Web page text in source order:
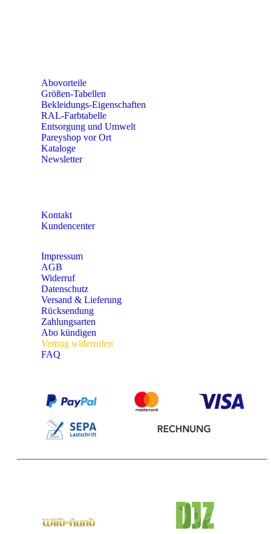
Abovorteile
Größen-Tabellen
Bekleidungs-Eigenschaften
RAL-Farbtabelle
Entsorgung und Umwelt
Pareyshop vor Ort
Kataloge
Newsletter
Kontakt
Kundencenter
Impressum
AGB
Widerruf
Datenschutz
Versand & Lieferung
Rücksendung
Zahlungsarten
Abo kündigen
Vertrag widerrufen
FAQ